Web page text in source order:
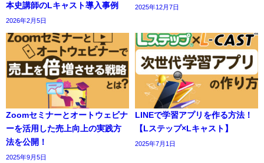
本史講師のLキャスト導入事例
2026年2月5日
2025年12月7日
Zoomセミナーとオートウェビナ
ーを活用した売上向上の実践方
法を公開！
2025年9月5日
LINEで学習アプリを作る方法！
【Lステップ×Lキャスト】
2025年7月1日